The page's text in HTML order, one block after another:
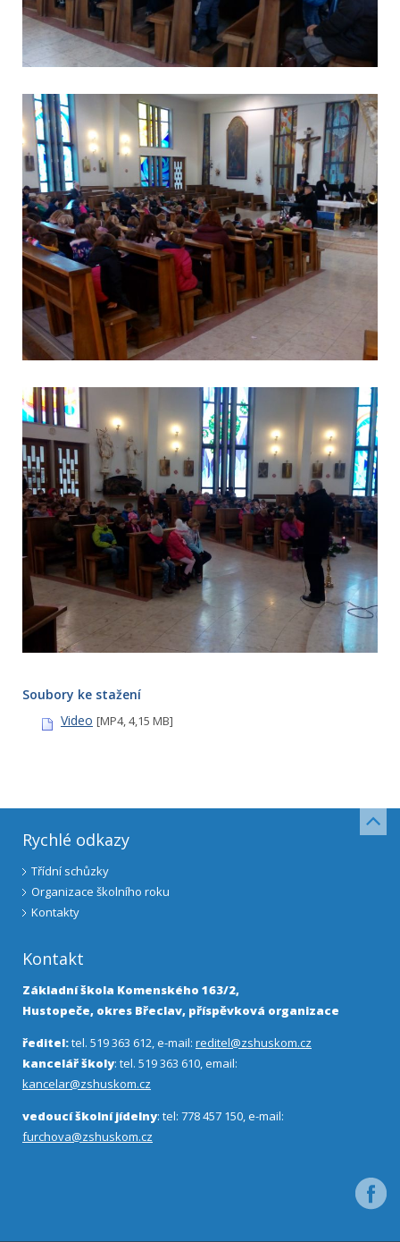
Soubory ke stažení
Video [MP4, 4,15 MB]
Rychlé odkazy
Třídní schůzky
Organizace školního roku
Kontakty
Kontakt
Základní škola Komenského 163/2,
Hustopeče, okres Břeclav, příspěvková organizace
ředitel:tel. 519 363 612, e-mail: reditel@zshuskom.cz
kancelář školy: tel. 519 363 610, email:
kancelar@zshuskom.cz
vedoucí školní jídelny: tel: 778 457 150, e-mail:
furchova@zshuskom.cz